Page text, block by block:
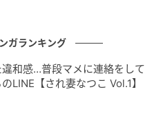
ガランキング
和感…普段マメに連絡をして
LINE【され妻なつこ Vol.1】